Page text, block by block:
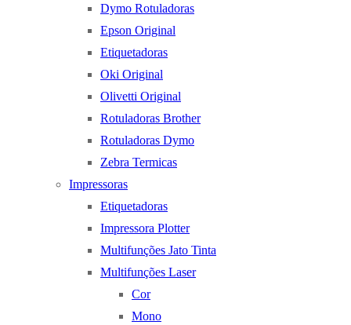
Dymo Rotuladoras
Epson Original
Etiquetadoras
Oki Original
Olivetti Original
Rotuladoras Brother
Rotuladoras Dymo
Zebra Termicas
Impressoras
Etiquetadoras
Impressora Plotter
Multifunções Jato Tinta
Multifunções Laser
Cor
Mono